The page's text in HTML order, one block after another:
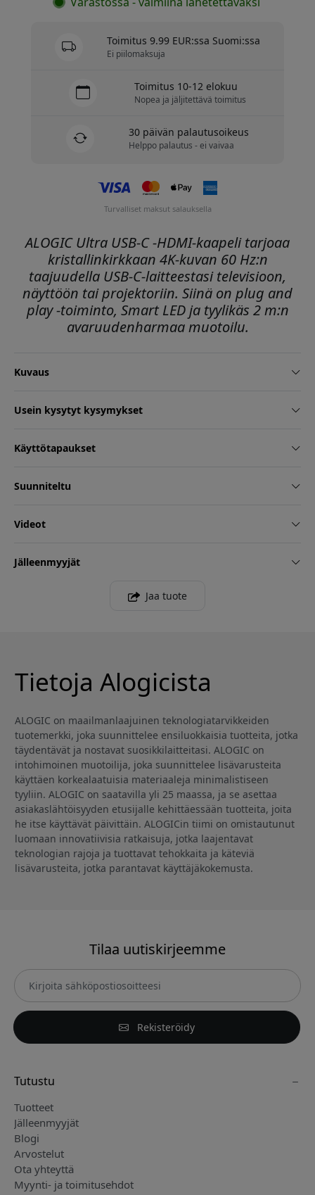
Toimitus 9.99 EUR:ssa Suomi:ssa
Ei piilomaksuja
Toimitus 10-12 elokuu
Nopea ja jäljitettävä toimitus
30 päivän palautusoikeus
Helppo palautus - ei vaivaa
Turvalliset maksut salauksella
ALOGIC Ultra USB-C -HDMI-kaapeli tarjoaa
kristallinkirkkaan 4K-kuvan 60 Hz:n
taajuudella USB-C-laitteestasi televisioon,
näyttöön tai projektoriin. Siinä on plug and
play -toiminto, Smart LED ja tyylikäs 2 m:n
avaruudenharmaa muotoilu.
Kuvaus
Usein kysytyt kysymykset
Käyttötapaukset
Suunniteltu
Videot
Jälleenmyyjät
Jaa tuote
Tietoja Alogicista
ALOGIC on maailmanlaajuinen teknologiatarvikkeiden
tuotemerkki, joka suunnittelee ensiluokkaisia tuotteita, jotka
täydentävät ja nostavat suosikkilaitteitasi. ALOGIC on
intohimoinen muotoilija, joka suunnittelee lisävarusteita
käyttäen korkealaatuisia materiaaleja minimalistiseen
tyyliin. ALOGIC on saatavilla yli 25 maassa, ja se asettaa
asiakaslähtöisyyden etusijalle kehittäessään tuotteita, joita
he itse käyttävät päivittäin. ALOGICin tiimi on omistautunut
luomaan innovatiivisia ratkaisuja, jotka laajentavat
teknologian rajoja ja tuottavat tehokkaita ja käteviä
lisävarusteita, jotka parantavat käyttäjäkokemusta.
Tilaa uutiskirjeemme
Rekisteröidy
Tutustu
Tuotteet
Jälleenmyyjät
Blogi
Arvostelut
Ota yhteyttä
Myynti- ja toimitusehdot